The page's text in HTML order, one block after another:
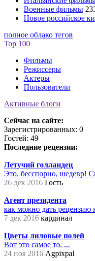
Военные фильмы
Новое российское
полное облако тегов
Top 100
Фильмы
Режиссеры
Актеры
Пользователи
Активные блоги
Сейчас на сайте:
Зарегистрированных: 0
Гостей: 49
Последние рецензии:
Летучий голландец
Это, бесспорно, шедевр!
26 дек 2016 Гость
Агент президента
как можно дать рецензию
7 дек 2016 кардинал
Цветы лиловые полей
Вот это самое то. ...
24 ноя 2016 Agpixpal